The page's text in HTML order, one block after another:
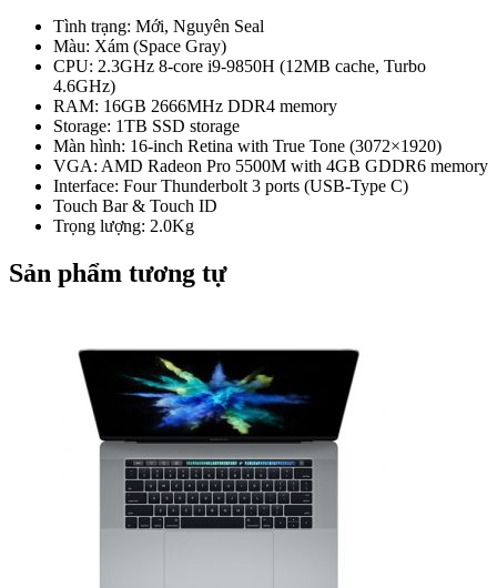
Tình trạng: Mới, Nguyên Seal
Màu: Xám (Space Gray)
CPU: 2.3GHz 8-core i9-9850H (12MB cache, Turbo
4.6GHz)
RAM: 16GB 2666MHz DDR4 memory
Storage: 1TB SSD storage
Màn hình: 16-inch Retina with True Tone (3072×1920)
VGA: AMD Radeon Pro 5500M with 4GB GDDR6 memory
Interface: Four Thunderbolt 3 ports (USB-Type C)
Touch Bar & Touch ID
Trọng lượng: 2.0Kg
Sản phẩm tương tự